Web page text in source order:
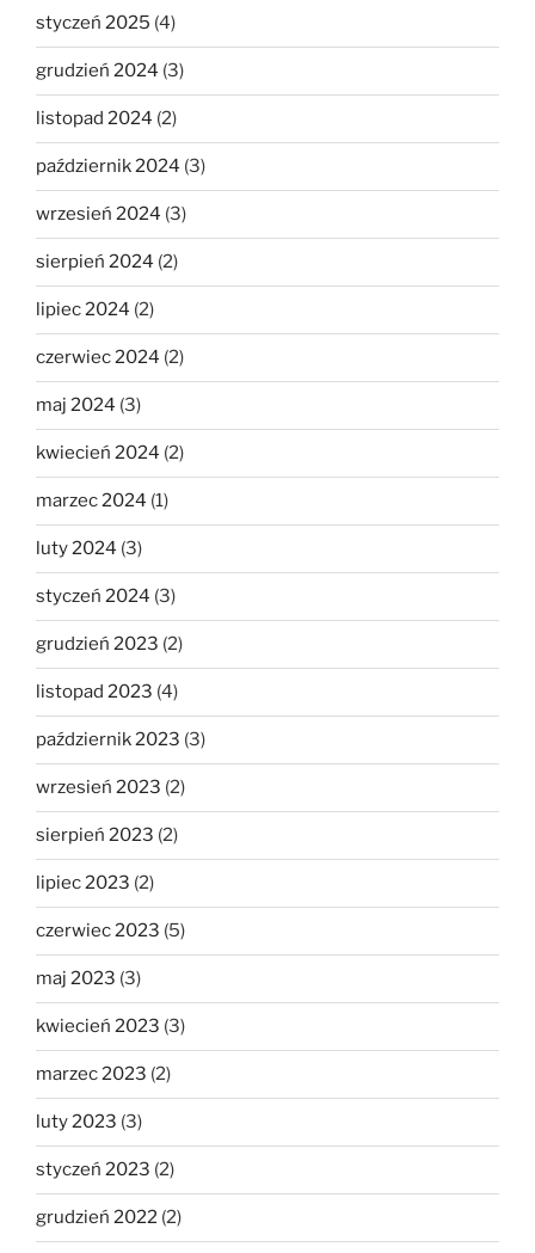
styczeń 2025 (4)
grudzień 2024 (3)
listopad 2024 (2)
październik 2024 (3)
wrzesień 2024 (3)
sierpień 2024 (2)
lipiec 2024 (2)
czerwiec 2024 (2)
maj 2024 (3)
kwiecień 2024 (2)
marzec 2024 (1)
luty 2024 (3)
styczeń 2024 (3)
grudzień 2023 (2)
listopad 2023 (4)
październik 2023 (3)
wrzesień 2023 (2)
sierpień 2023 (2)
lipiec 2023 (2)
czerwiec 2023 (5)
maj 2023 (3)
kwiecień 2023 (3)
marzec 2023 (2)
luty 2023 (3)
styczeń 2023 (2)
grudzień 2022 (2)